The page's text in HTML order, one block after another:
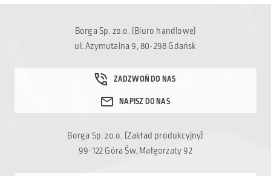
Borga Sp. zo.o. (Biuro handlowe)
ul. Azymutalna 9, 80-298 Gdańsk
Borga Sp. zo.o. (Zakład produkcyjny)
99-122 Góra Św. Małgorzaty 92